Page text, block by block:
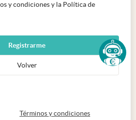
y condiciones y la Política de
Registrarme
Volver
abre en nueva pestaña
Términos y condicionesabre en nueva